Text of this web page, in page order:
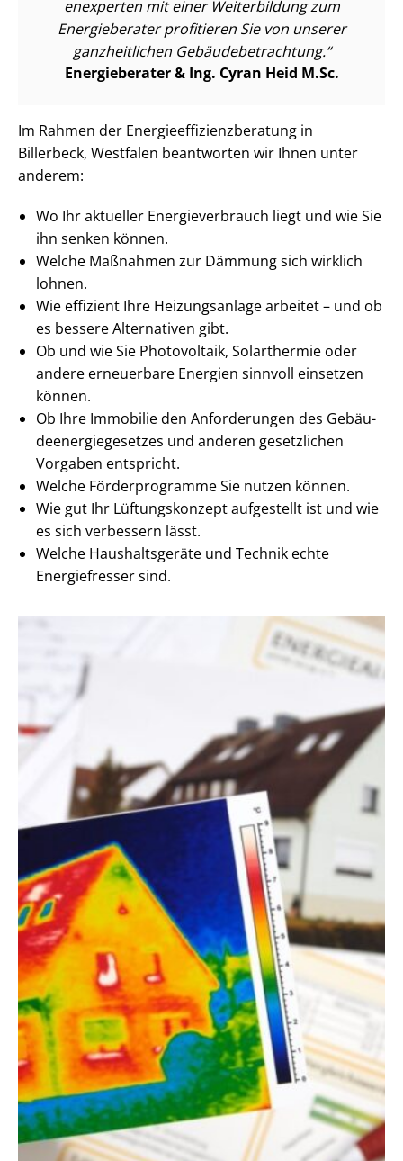
en­ex­per­ten mit einer Weiterbildung zum
Energieberater profitieren Sie von unserer
ganzheitlichen Ge­bäu­de­be­trach­tung.
Energieberater & Ing. Cyran Heid M.Sc.
Im Rahmen der En­er­gie­ef­fi­zi­enz­be­ra­tung in
Billerbeck, Westfalen beantworten wir Ihnen unter
anderem:
Wo Ihr aktueller En­er­gie­ver­brauch liegt und wie Sie
ihn senken können.
Welche Maßnahmen zur Dämmung sich wirklich
lohnen.
Wie effizient Ihre Heizungsanlage arbeitet – und ob
es bessere Alternativen gibt.
Ob und wie Sie Photovoltaik, Solarthermie oder
andere erneuerbare Energien sinnvoll einsetzen
können.
Ob Ihre Immobilie den Anforderungen des Ge­bäu­
de­en­er­gie­ge­set­zes und anderen gesetzlichen
Vorgaben entspricht.
Welche Förderprogramme Sie nutzen können.
Wie gut Ihr Lüftungskonzept aufgestellt ist und wie
es sich verbessern lässt.
Welche Haushaltsgeräte und Technik echte
Energiefresser sind.